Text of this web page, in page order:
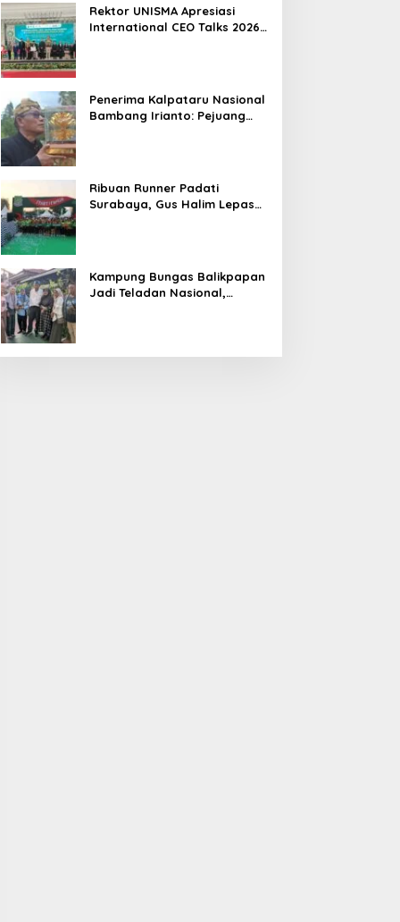
Hasil
Rektor UNISMA Apresiasi
International CEO Talks 2026,
Penerima Kalpataru Nasional
Bambang Irianto: Pejuang
Ribuan Runner Padati
Surabaya, Gus Halim Lepas
Kampung Bungas Balikpapan
Jadi Teladan Nasional,
Berkelanjutan